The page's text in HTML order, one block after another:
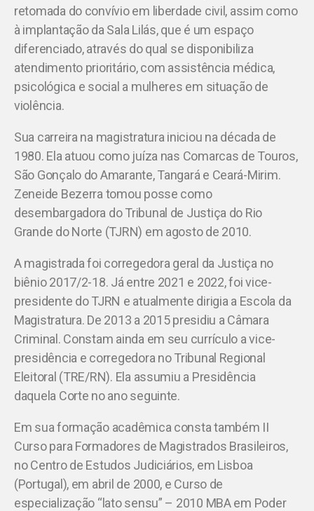
retomada do convívio em liberdade civil, assim como
à implantação da Sala Lilás, que é um espaço
diferenciado, através do qual se disponibiliza
atendimento prioritário, com assistência médica,
psicológica e social a mulheres em situação de
violência.
Sua carreira na magistratura iniciou na década de
1980. Ela atuou como juíza nas Comarcas de Touros,
São Gonçalo do Amarante, Tangará e Ceará-Mirim.
Zeneide Bezerra tomou posse como
desembargadora do Tribunal de Justiça do Rio
Grande do Norte (TJRN) em agosto de 2010.
A magistrada foi corregedora geral da Justiça no
biênio 2017/2-18. Já entre 2021 e 2022, foi vice-
presidente do TJRN e atualmente dirigia a Escola da
Magistratura. De 2013 a 2015 presidiu a Câmara
Criminal. Constam ainda em seu currículo a vice-
presidência e corregedora no Tribunal Regional
Eleitoral (TRE/RN). Ela assumiu a Presidência
daquela Corte no ano seguinte.
Em sua formação acadêmica consta também II
Curso para Formadores de Magistrados Brasileiros,
no Centro de Estudos Judiciários, em Lisboa
(Portugal), em abril de 2000, e Curso de
especialização “lato sensu” – 2010 MBA em Poder